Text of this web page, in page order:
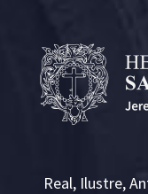
Real, Ilustre,